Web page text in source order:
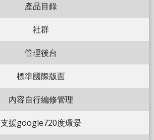
產品目錄
社群
管理後台
標準國際版面
內容自行編修管理
支援google720度環景